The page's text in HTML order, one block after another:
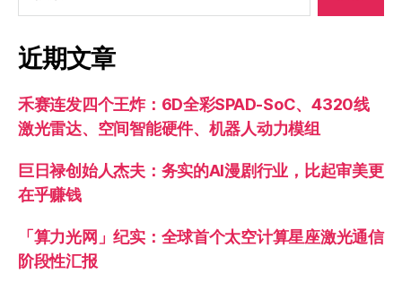
近期文章
禾赛连发四个王炸：6D全彩SPAD-SoC、4320线
激光雷达、空间智能硬件、机器人动力模组
巨日禄创始人杰夫：务实的AI漫剧行业，比起审美更
在乎赚钱
「算力光网」纪实：全球首个太空计算星座激光通信
阶段性汇报